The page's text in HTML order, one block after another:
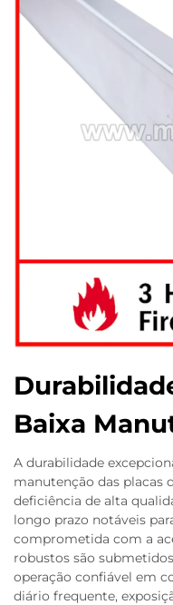
Baixa
A durabilidade
manutenção das placas
deficiência de alta
longo prazo notáveis
comprometida com a
robustos são
operação confiável em
diário frequente,